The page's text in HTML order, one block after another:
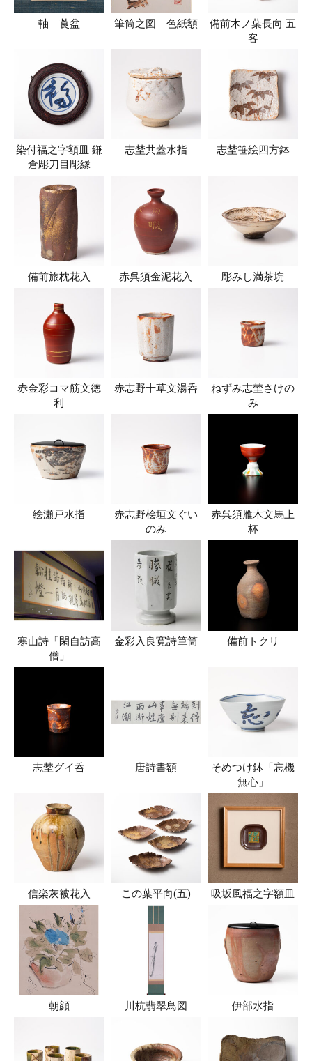
軸 莨盆 筆筒之図 色紙額
備前木ノ葉長向 五
客
染付福之字額皿 鎌
倉彫刀目彫縁
志埜共蓋水指 志埜笹絵四方鉢
備前旅枕花入 赤呉須金泥花入 彫みし満茶垸
赤金彩コマ筋文徳
利
赤志野十草文湯呑
ねずみ志埜さけの
み
絵瀬戸水指
赤志野桧垣文ぐい
のみ
赤呉須雁木文馬上
杯
寒山詩「閑自訪高
僧」
金彩入良寛詩筆筒 備前トクリ
志埜グイ呑 唐詩書額
そめつけ鉢「忘機
無心」
信楽灰被花入 この葉平向(五) 吸坂風福之字額皿
朝顔 川杭翡翠鳥図 伊部水指